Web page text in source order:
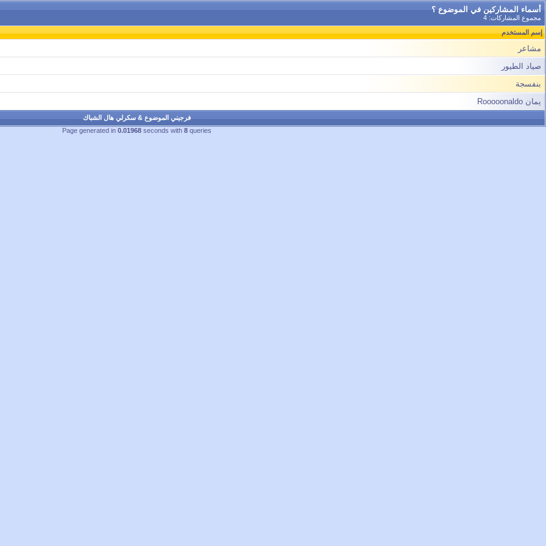
أسماء المشاركين في الموضوع ؟
مجموع المشاركات: 4
إسم المستخدم
مشاعر
صياد الطيور
بنفسجة
يمان Rooooonaldo
فرجيني الموضوع & سكرلي هال الشباك
Page generated in 0.01968seconds with 8queries